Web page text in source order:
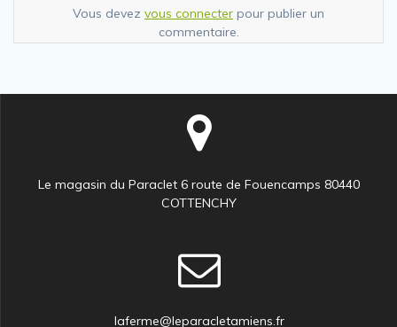
Vous devez vous connecter pour publier un
commentaire.
Le magasin du Paraclet 6 route de Fouencamps 80440
COTTENCHY
laferme@leparacletamiens.fr